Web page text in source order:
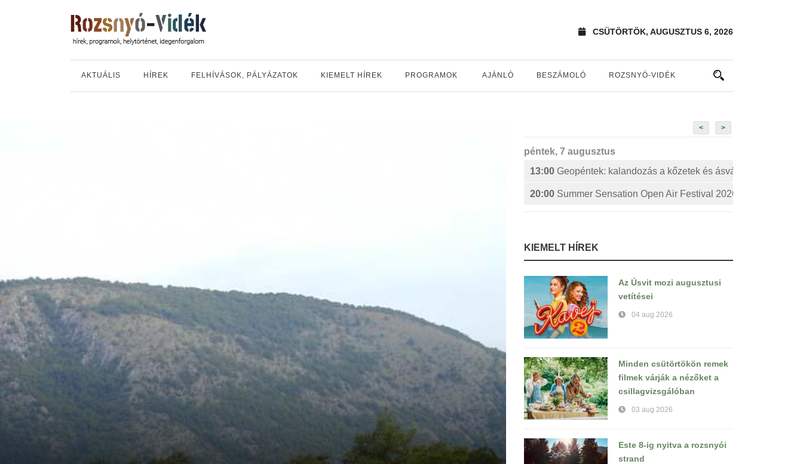
CSÜTÖRTÖK, AUGUSZTUS 6, 2026
AKTUÁLIS HÍREK FELHÍVÁSOK, PÁLYÁZATOK KIEMELT HÍREK PROGRAMOK AJÁNLÓ BESZÁMOLÓ ROZSNYÓ-VIDÉK
< >
péntek, 7 augusztus
13:00 Geopéntek: kalandozás a kőzetek és ásványok izgalmas
20:00 Summer Sensation Open Air Festival 2026:
KIEMELT HÍREK
Az Úsvit mozi augusztusi
vetítései
04 aug 2026
Minden csütörtökön remek
filmek várják a nézőket a
csillagvizsgálóban
03 aug 2026
Este 8-ig nyitva a rozsnyói
strand